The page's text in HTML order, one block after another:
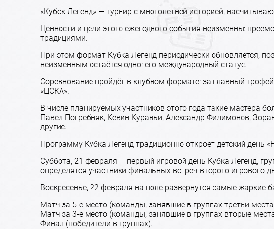
«Кубок Легенд» — турнир с многолетней историей,
Ценности и цели этого ежегодного события неизменны:
традициями.
При этом формат Кубка Легенд периодически обновляется,
неизменным остаётся одно: его международный статус.
Соревнование пройдёт в клубном формате: за главный
«ЦСКА».
В числе планируемых участников этого года такие мастера
Павел Погребняк, Кевин Кураньи, Александр Филимонов,
другие.
Программу Кубка Легенд традиционно откроет детский день
Суббота, 21 февраля — первый игровой день Кубка Легенд,
определятся участники финальных встреч второго игрового
Воскресенье, 22 февраля на поле развернутся самые
Матч за 5-е место (команды, занявшие в группах третьи
Матч за 3-е место (команды, занявшие в группах вторые
Финал (победители в группах).